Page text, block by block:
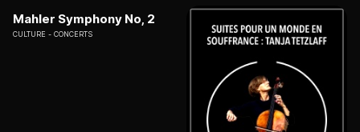
Mahler Symphony No, 2
CULTURE CONCERTS